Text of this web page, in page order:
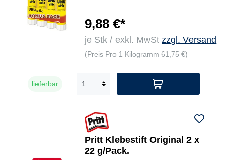
9,88 €*
je Stk / exkl. MwStzzgl. Versand
(Preis Pro 1 Kilogramm 61,75 €)
lieferbar
Pritt Klebestift Original 2 x
22 g/Pack.